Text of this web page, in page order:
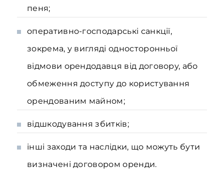
пеня;
оперативно-господарські санкції,
зокрема, у вигляді односторонньої
відмови орендодавця від договору, або
обмеження доступу до користування
орендованим майном;
відшкодування збитків;
інші заходи та наслідки, що можуть бути
визначені договором оренди.